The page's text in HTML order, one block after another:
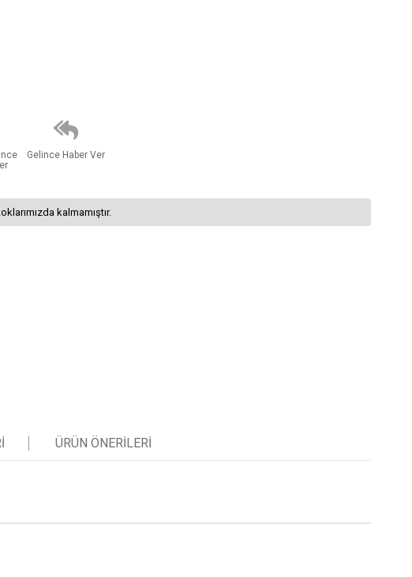
Gelince Haber Ver
kalmamıştır.
ÜRÜN ÖNERILERI